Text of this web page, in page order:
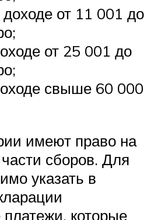
от 11 001 до
от 25 001 до
свыше 60 000
имеют право на
сборов. Для
указать в
которые